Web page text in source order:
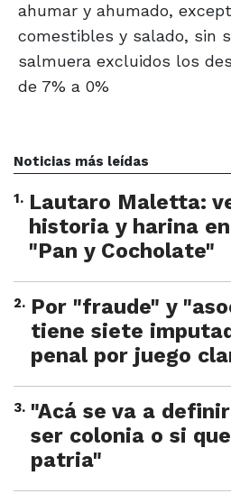
ahumar y ahumado,
comestibles y salado, sin
salmuera excluidos los
de 7% a 0%
Noticias más leídas
1. Lautaro Maletta:
historia y harina
"Pan y Cocholate"
2. Por "fraude" y
tiene siete
penal por juego
3. "Acá se va a
ser colonia o si
patria"